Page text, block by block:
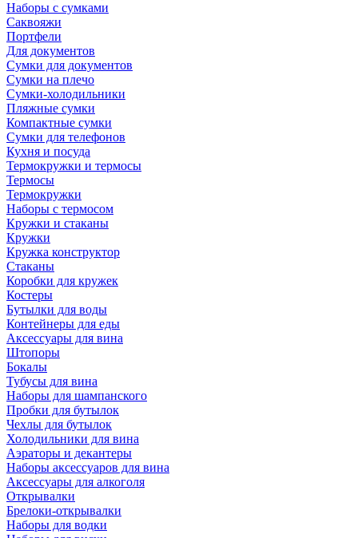
Наборы с сумками
Саквояжи
Портфели
Для документов
Сумки для документов
Сумки на плечо
Сумки-холодильники
Пляжные сумки
Компактные сумки
Сумки для телефонов
Кухня и посуда
Термокружки и термосы
Термосы
Термокружки
Наборы с термосом
Кружки и стаканы
Кружки
Кружка конструктор
Стаканы
Коробки для кружек
Костеры
Бутылки для воды
Контейнеры для еды
Аксессуары для вина
Штопоры
Бокалы
Тубусы для вина
Наборы для шампанского
Пробки для бутылок
Чехлы для бутылок
Холодильники для вина
Аэраторы и декантеры
Наборы аксессуаров для вина
Аксессуары для алкоголя
Открывалки
Брелоки-открывалки
Наборы для водки